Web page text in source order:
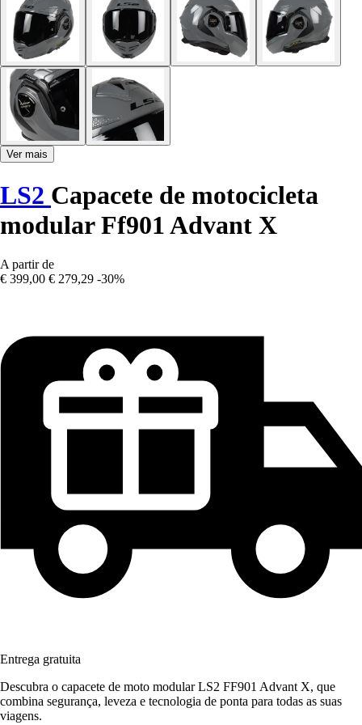
Ver mais
LS2 Capacete de motocicleta
modular Ff901 Advant X
A partir de
€ 399,00 € 279,29 -30%
Entrega gratuita
Descubra o capacete de moto modular LS2 FF901 Advant X, que
combina segurança, leveza e tecnologia de ponta para todas as suas
viagens.